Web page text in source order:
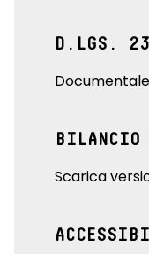
D.LGS.
Documentale
Scarica